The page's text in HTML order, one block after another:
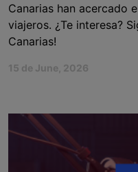
Canarias han acercado
viajeros. ¿Te interesa?
Canarias!
15 de June, 2026